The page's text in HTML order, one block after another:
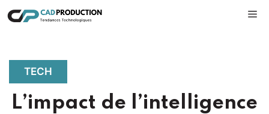
Aller
au
TECH
L’impact de l’intelligence